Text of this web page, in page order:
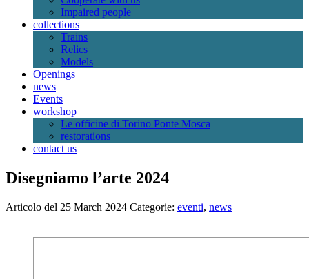
Impaired people
collections
Trains
Relics
Models
Openings
news
Events
workshop
Le officine di Torino Ponte Mosca
restorations
contact us
Disegniamo l’arte 2024
Articolo del 25 March 2024 Categorie: eventi, news